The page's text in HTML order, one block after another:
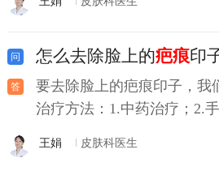
怎么去除脸上的疤痕印
要去除脸上的疤痕印子，我
治疗方法：1.中药治疗；2.
王娟 皮肤科医生